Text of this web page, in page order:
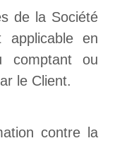
de la Société
applicable en
comptant ou
le Client.
contre la